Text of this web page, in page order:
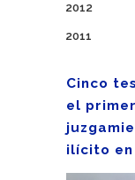
2012
2011
Cinco
el
ilícito en